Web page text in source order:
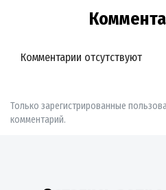
Комментарии отсутствуют
Только зарегистрированные
комментарий.